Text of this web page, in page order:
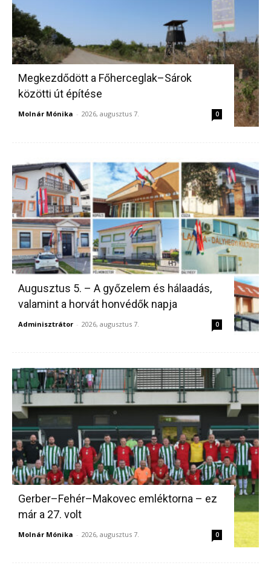
Megkezdődött a Főherceglak–Sárok
közötti út építése
Molnár Mónika - 2026, augusztus 7. 0
Augusztus 5. – A győzelem és hálaadás,
valamint a horvát honvédők napja
Adminisztrátor - 2026, augusztus 7. 0
Gerber–Fehér–Makovec emléktorna – ez
már a 27. volt
Molnár Mónika - 2026, augusztus 7. 0